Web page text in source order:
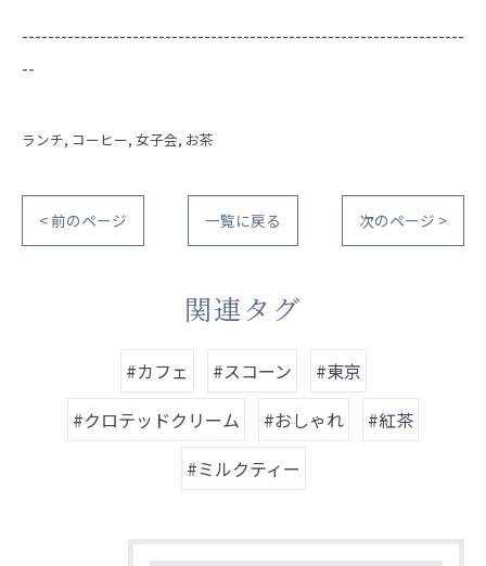
--------------------------------------------------------------------
--
ランチ コーヒー 女子会 お茶
< 前のページ 一覧に戻る 次のページ >
関連タグ
#カフェ #スコーン
#東京
#クロテッドクリーム
#おしゃれ
#紅茶
#ミルクティー